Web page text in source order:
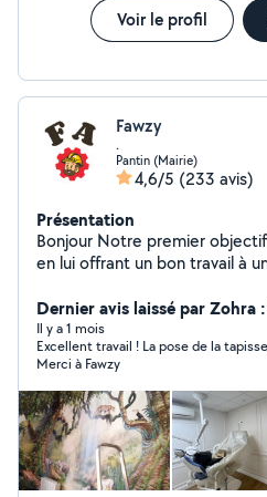
Voir le profil
Fawzy
.
Pantin (Mairie)
4,6/5 (233 avis)
Présentation
Bonjour Notre premier objectif est de satisfaire le client
en lui offrant un bon travail à un prix raisonnable et de
conquérir un nouveau client. Nous sommes à votre
service à tout moment. N'hésitez pas à nous contacter.
Nous attendons votre appel,
travaillons dans disponible 7j/7, je me déplace sur Paris
et alentours. cordialement À votre service. 24/24 7j/7 -
peinture intérieure murs / plafonds -toile de
décoller et coller -des papiers peint. -pose le sol,
parquet, lino, Installation de meubles pose
carrelage, -électricité -
Dernier avis laissé par Zohra
Il y a 1 mois
Excellent travail ! La pose de la tapisserie a été rapide et propre.
Merci à Fawzy